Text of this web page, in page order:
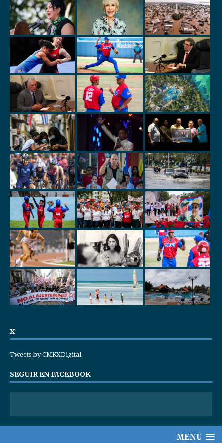
X
Tweets by CMKXDigital
SEGUIR EN FACEBOOK
MENU